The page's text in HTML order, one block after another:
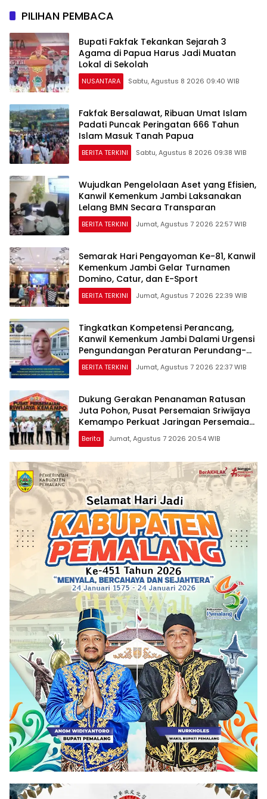
PILIHAN PEMBACA
Bupati Fakfak Tekankan Sejarah 3
Agama di Papua Harus Jadi Muatan
Lokal di Sekolah
NUSANTARA Sabtu, Agustus 8 2026 09:40 WIB
Fakfak Bersalawat, Ribuan Umat Islam
Padati Puncak Peringatan 666 Tahun
Islam Masuk Tanah Papua
BERITA TERKINI Sabtu, Agustus 8 2026 09:38 WIB
Wujudkan Pengelolaan Aset yang Efisien,
Kanwil Kemenkum Jambi Laksanakan
Lelang BMN Secara Transparan
BERITA TERKINI Jumat, Agustus 7 2026 22:57 WIB
Semarak Hari Pengayoman Ke-81, Kanwil
Kemenkum Jambi Gelar Turnamen
Domino, Catur, dan E-Sport
BERITA TERKINI Jumat, Agustus 7 2026 22:39 WIB
Tingkatkan Kompetensi Perancang,
Kanwil Kemenkum Jambi Dalami Urgensi
Pengundangan Peraturan Perundang-
undangan
BERITA TERKINI Jumat, Agustus 7 2026 22:37 WIB
Dukung Gerakan Penanaman Ratusan
Juta Pohon, Pusat Persemaian Sriwijaya
Kemampo Perkuat Jaringan Persemaian
Nasional*
Berita Jumat, Agustus 7 2026 20:54 WIB